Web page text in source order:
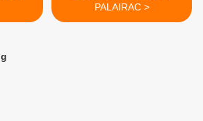
PALAIRAC >